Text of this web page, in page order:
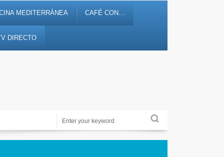
MEDITERRÁNEA CAFÉ CON…
DIRECTO
Periodismo de proximidad en 12tv.es